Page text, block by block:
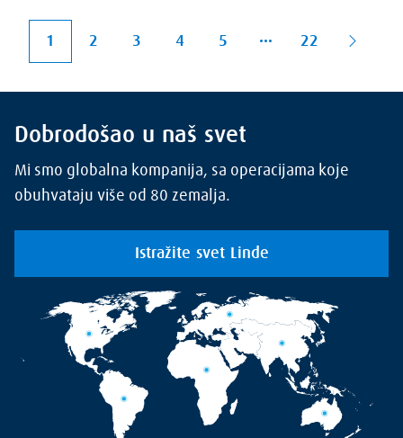
1 2 3 4 5 22
Dobrodošao u naš svet
Mi smo globalna kompanija, sa operacijama koje
obuhvataju više od 80 zemalja.
Istražite svet Linde